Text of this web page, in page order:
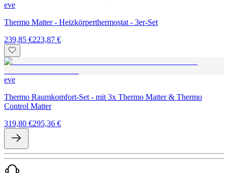
eve
Thermo Matter - Heizkörperthermostat - 3er-Set
239,85 €223,87 €
eve
Thermo Raumkomfort-Set - mit 3x Thermo Matter & Thermo
Control Matter
319,80 €295,36 €